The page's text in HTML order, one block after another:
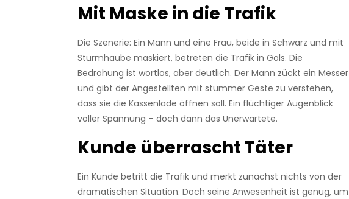
Mit Maske in die Trafik
Die Szenerie: Ein Mann und eine Frau, beide in Schwarz und mit
Sturmhaube maskiert, betreten die Trafik in Gols. Die
Bedrohung ist wortlos, aber deutlich. Der Mann zückt ein Messer
und gibt der Angestellten mit stummer Geste zu verstehen,
dass sie die Kassenlade öffnen soll. Ein flüchtiger Augenblick
voller Spannung – doch dann das Unerwartete.
Kunde überrascht Täter
Ein Kunde betritt die Trafik und merkt zunächst nichts von der
dramatischen Situation. Doch seine Anwesenheit ist genug, um